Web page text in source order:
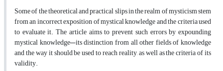
Some of the theoretical and practical slips in the realm of mysticism stem
from an incorrect exposition of mystical knowledge and the criteria used
to evaluate it. The article aims to prevent such errors by expounding
mystical knowledge—its distinction from all other fields of knowledge
and the way it should be used to reach reality, as well as the criteria of its
validity.